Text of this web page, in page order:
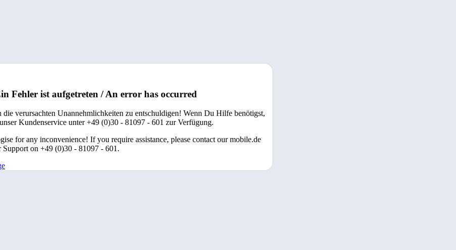
Fehler ist aufgetreten / An error has occurred
die verursachten Unannehmlichkeiten zu entschuldigen! Wenn Du Hilfe benötigst,
Kundenservice unter +49 (0)30 - 81097 - 601 zur Verfügung.
for any inconvenience! If you require assistance, please contact our mobile.de
Support on +49 (0)30 - 81097 - 601.